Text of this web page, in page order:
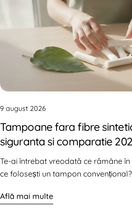
Facebook
X
Pinterest
9 august 2026
Tampoane fara fibre
siguranta si comparatie
Te-ai întrebat vreodată ce rămâne
ce folosești un tampon
tampoanele testate conțineau
Află mai multe